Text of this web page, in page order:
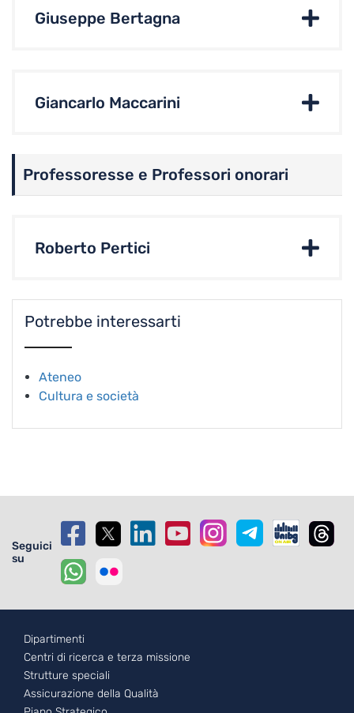
Giuseppe Bertagna
Giancarlo Maccarini
Professoresse e Professori onorari
Roberto Pertici
Potrebbe interessarti
Ateneo
Cultura e società
Seguici
su
Footer - 1
Dipartimenti
Centri di ricerca e terza missione
Strutture speciali
Assicurazione della Qualità